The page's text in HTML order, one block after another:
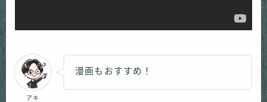
アキ
漫画もおすすめ！